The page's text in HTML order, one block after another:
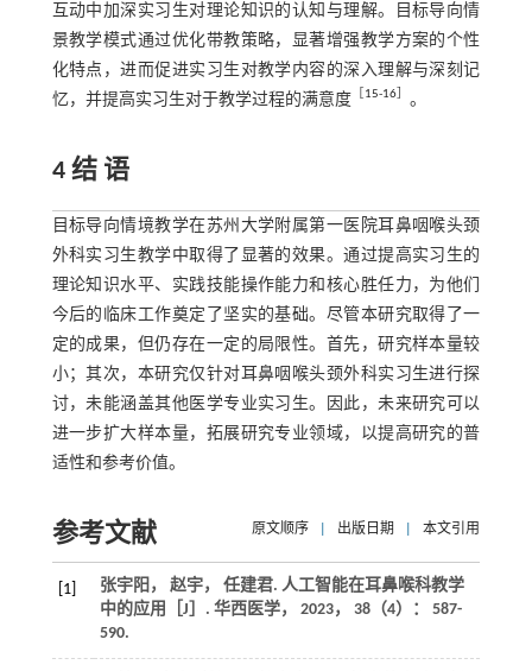
互动中加深实习生对理论知识的认知与理解。目标导向情
景教学模式通过优化带教策略，显著增强教学方案的个性
化特点，进而促进实习生对教学内容的深入理解与深刻记
忆，并提高实习生对于教学过程的满意度［15-16］ 。
4 结 语
目标导向情境教学在苏州大学附属第一医院耳鼻咽喉头颈
外科实习生教学中取得了显著的效果。通过提高实习生的
理论知识水平、实践技能操作能力和核心胜任力，为他们
今后的临床工作奠定了坚实的基础。尽管本研究取得了一
定的成果，但仍存在一定的局限性。首先，研究样本量较
小；其次，本研究仅针对耳鼻咽喉头颈外科实习生进行探
讨，未能涵盖其他医学专业实习生。因此，未来研究可以
进一步扩大样本量，拓展研究专业领域，以提高研究的普
适性和参考价值。
参考文献 原文顺序 出版日期 本文引用
[1]
张宇阳， 赵宇， 任建君. 人工智能在耳鼻喉科教学
中的应用［J］. 华西医学， 2023， 38（4）： 587-
590.